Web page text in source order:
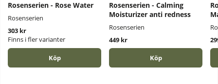
Rosenserien - Rose Water
Rosenserien
303 kr
Finns i fler varianter
Köp
Rosenserien - Calming
Moisturizer anti redness
Rosenserien
449 kr
Köp